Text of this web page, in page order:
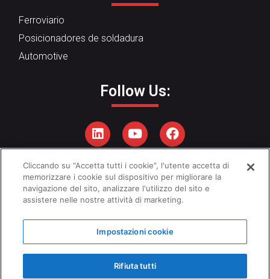
Ferroviario
Posicionadores de soldadura
Automotive
Follow Us:
Privacy Policy–Cookie Policy
Codigo Etico–Política de calidad
Copyright © 2026 - Emanuel Srl
Cliccando su “Accetta tutti i cookie”, l'utente accetta di
memorizzare i cookie sul dispositivo per migliorare la
navigazione del sito, analizzare l'utilizzo del sito e
assistere nelle nostre attività di marketing.
Impostazioni cookie
Rifiuta tutti